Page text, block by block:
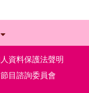
資料保護法聲明
節目諮詢委員會